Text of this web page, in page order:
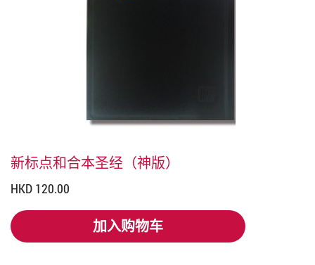
新标点和合本圣经（神版）
HKD 120.00
加入购物车
加入购物车